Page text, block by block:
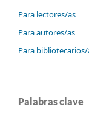
Para lectores/as
Para autores/as
Para bibliotecarios/
Palabras clave